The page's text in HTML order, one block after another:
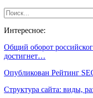
Интересное:
Общий оборот
достигнет…
Опубликован Рейтинг
Структура сайта: виды,